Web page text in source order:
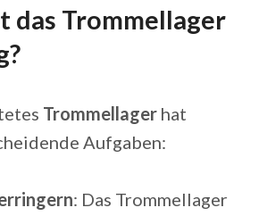
das Trommellager
Trommellager hat
Aufgaben:
: Das Trommellager